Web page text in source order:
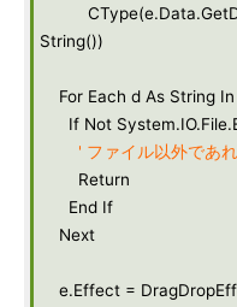
String())
For Each d As String
If Not
' ファイル以外であ
Return
End If
Next
e.Effect =